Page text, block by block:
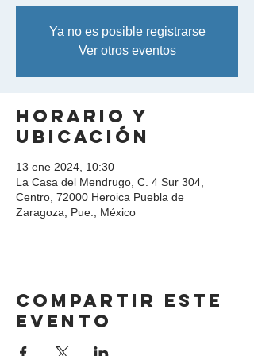
Ya no es posible registrarse
Ver otros eventos
Horario y
ubicación
13 ene 2024, 10:30
La Casa del Mendrugo, C. 4 Sur 304,
Centro, 72000 Heroica Puebla de
Zaragoza, Pue., México
Compartir este
evento